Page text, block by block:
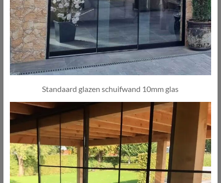
Standaard glazen schuifwand 10mm glas